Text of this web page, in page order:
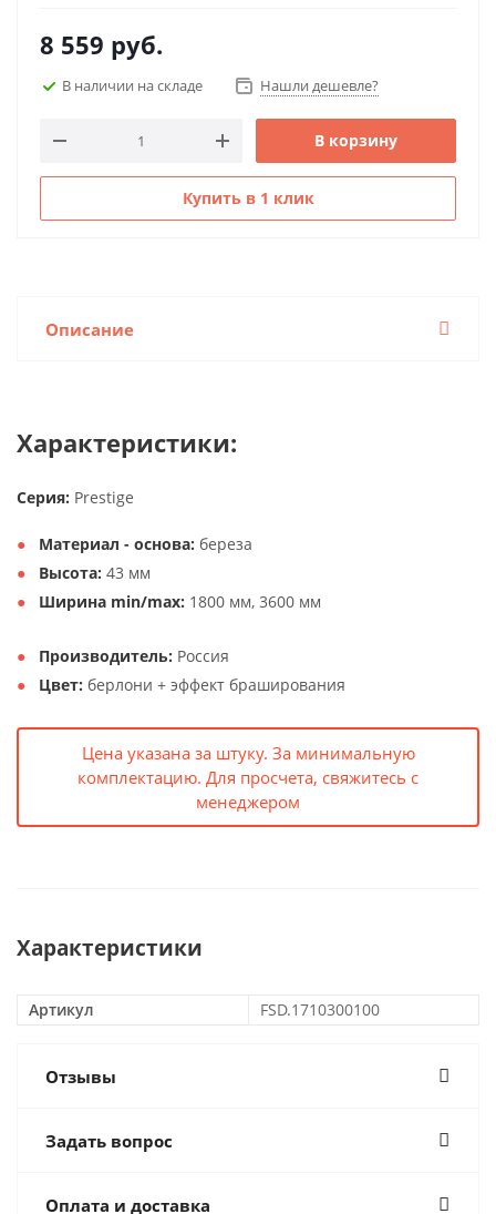
8 559 руб.
В наличии на складе Нашли дешевле?
В корзину
Купить в 1 клик
Описание
Характеристики:
Серия: Prestige
Материал - основа: береза
Высота: 43 мм
Ширина min/max: 1800 мм, 3600 мм
Производитель: Россия
Цвет: берлони + эффект браширования
Цена указана за штуку. За минимальную
комплектацию. Для просчета, свяжитесь с
менеджером
Характеристики
Артикул FSD.1710300100
Отзывы
Задать вопрос
Оплата и доставка